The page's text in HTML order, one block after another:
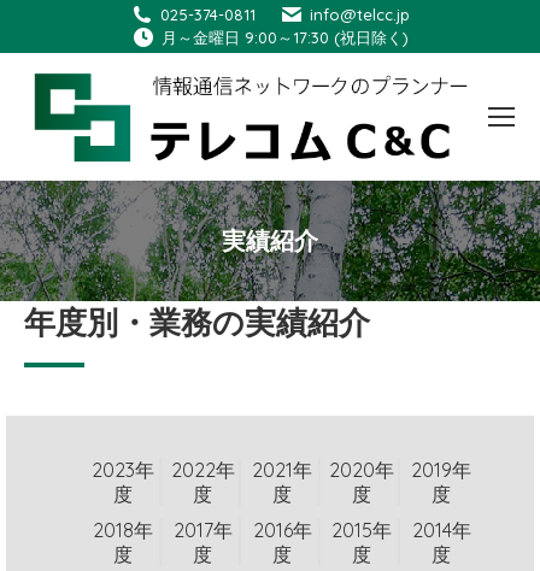
025-374-0811
info@telcc.jp
月～金曜日 9:00～17:30 (祝日除く)
実績紹介
You are here:
年度別・業務の実績紹介
2023年
度
2022年
度
2021年
度
2020年
度
2019年
度
2018年
度
2017年
度
2016年
度
2015年
度
2014年
度